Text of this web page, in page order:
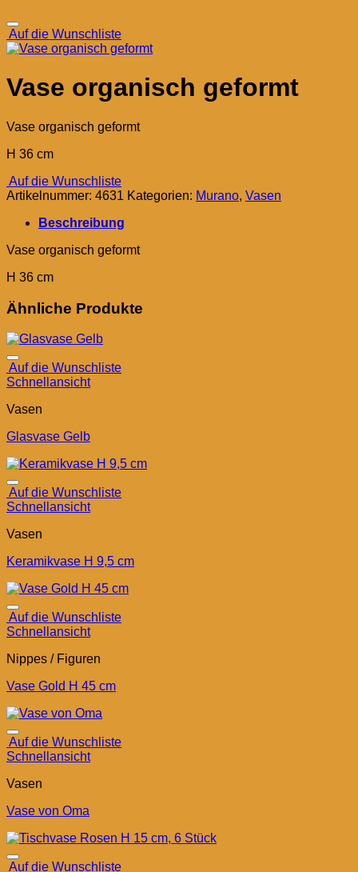
Auf die Wunschliste
Vase organisch geformt
Vase organisch geformt
H 36 cm
Auf die Wunschliste
Artikelnummer: 4631 Kategorien: Murano, Vasen
Beschreibung
Vase organisch geformt
H 36 cm
Ähnliche Produkte
Auf die Wunschliste
Schnellansicht
Vasen
Glasvase Gelb
Auf die Wunschliste
Schnellansicht
Vasen
Keramikvase H 9,5 cm
Auf die Wunschliste
Schnellansicht
Nippes / Figuren
Vase Gold H 45 cm
Auf die Wunschliste
Schnellansicht
Vasen
Vase von Oma
Auf die Wunschliste